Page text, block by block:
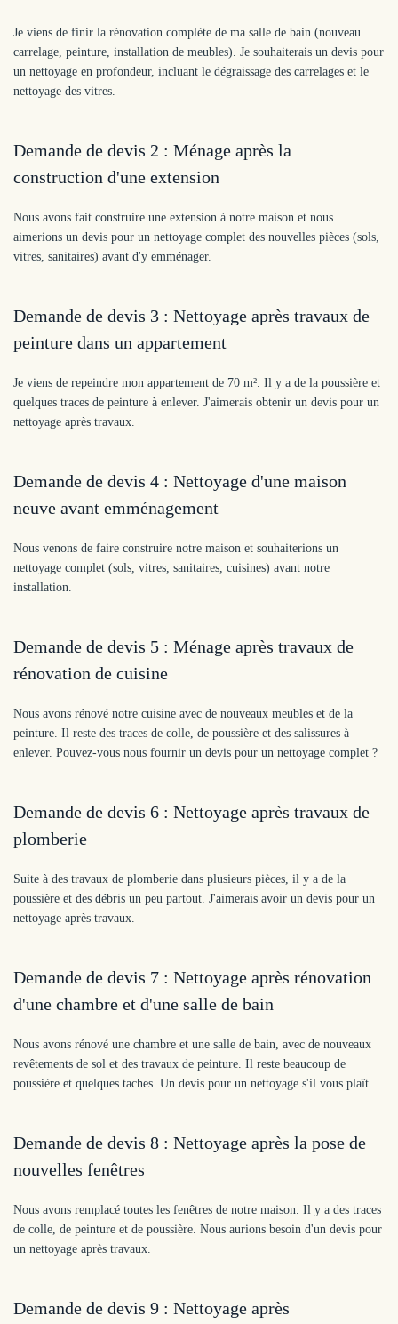
Je viens de finir la rénovation complète de ma salle de bain (nouveau
carrelage, peinture, installation de meubles). Je souhaiterais un devis pour
un nettoyage en profondeur, incluant le dégraissage des carrelages et le
nettoyage des vitres.
Demande de devis 2 : Ménage après la
construction d'une extension
Nous avons fait construire une extension à notre maison et nous
aimerions un devis pour un nettoyage complet des nouvelles pièces (sols,
vitres, sanitaires) avant d'y emménager.
Demande de devis 3 : Nettoyage après travaux de
peinture dans un appartement
Je viens de repeindre mon appartement de 70 m². Il y a de la poussière et
quelques traces de peinture à enlever. J'aimerais obtenir un devis pour un
nettoyage après travaux.
Demande de devis 4 : Nettoyage d'une maison
neuve avant emménagement
Nous venons de faire construire notre maison et souhaiterions un
nettoyage complet (sols, vitres, sanitaires, cuisines) avant notre
installation.
Demande de devis 5 : Ménage après travaux de
rénovation de cuisine
Nous avons rénové notre cuisine avec de nouveaux meubles et de la
peinture. Il reste des traces de colle, de poussière et des salissures à
enlever. Pouvez-vous nous fournir un devis pour un nettoyage complet ?
Demande de devis 6 : Nettoyage après travaux de
plomberie
Suite à des travaux de plomberie dans plusieurs pièces, il y a de la
poussière et des débris un peu partout. J'aimerais avoir un devis pour un
nettoyage après travaux.
Demande de devis 7 : Nettoyage après rénovation
d'une chambre et d'une salle de bain
Nous avons rénové une chambre et une salle de bain, avec de nouveaux
revêtements de sol et des travaux de peinture. Il reste beaucoup de
poussière et quelques taches. Un devis pour un nettoyage s'il vous plaît.
Demande de devis 8 : Nettoyage après la pose de
nouvelles fenêtres
Nous avons remplacé toutes les fenêtres de notre maison. Il y a des traces
de colle, de peinture et de poussière. Nous aurions besoin d'un devis pour
un nettoyage après travaux.
Demande de devis 9 : Nettoyage après